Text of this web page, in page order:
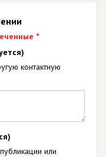
*
контактную
или